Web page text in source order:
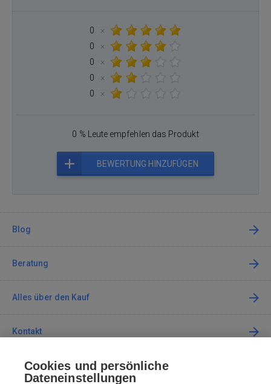
0
×
0
×
0
×
0
×
0
×
0 % Leute empfehlen das Produkt
BEWERTUNG HINZUFÜGEN
Blog
Beratung
Alles über den Kauf
Kontakt
Kontaktieren Sie uns
Cookies und persönliche
Dateneinstellungen